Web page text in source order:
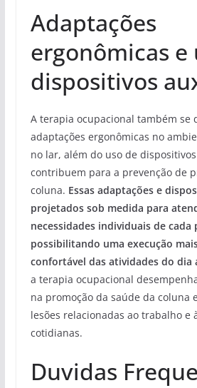
Adaptações
ergonômicas e
dispositivos
A terapia ocupacional também se
adaptações ergonômicas no
no lar, além do uso de
contribuem para a prevenção de
coluna. Essas adaptações e
projetados sob medida para
necessidades individuais de cada
possibilitando uma execução
confortável das atividades do dia
a terapia ocupacional
na promoção da saúde da coluna
lesões relacionadas ao trabalho e
cotidianas.
Duvidas